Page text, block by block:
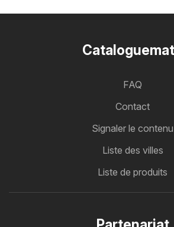
FAQ
Contact
Signaler le contenu
Liste des villes
Liste de produits